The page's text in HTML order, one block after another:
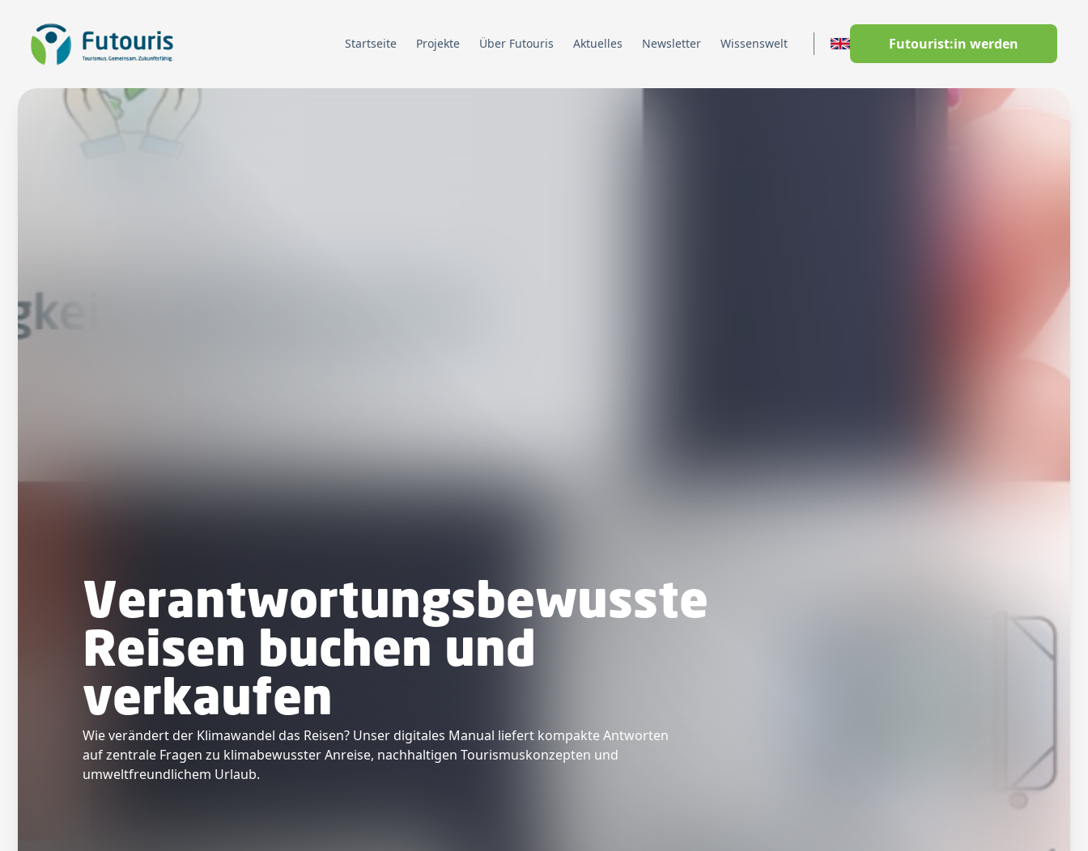
Zur Startseite
Startseite Projekte Über Futouris Aktuelles Newsletter Wissenswelt Switch to EnglishFutourist:in werden
Verantwortungsbewusste
Reisen buchen und
verkaufen
Wie verändert der Klimawandel das Reisen? Unser digitales Manual liefert kompakte Antworten
auf zentrale Fragen zu klimabewusster Anreise, nachhaltigen Tourismuskonzepten und
umweltfreundlichem Urlaub.